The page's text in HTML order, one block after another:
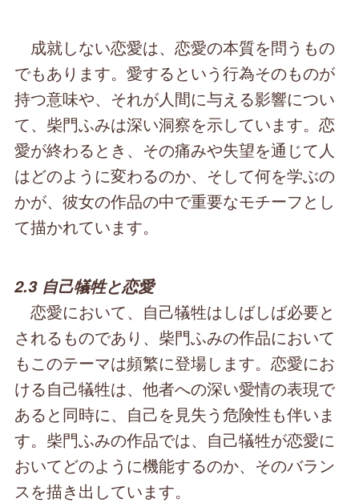
成就しない恋愛は、恋愛の本質を問うもの
でもあります。愛するという行為そのものが
持つ意味や、それが人間に与える影響につい
て、柴門ふみは深い洞察を示しています。恋
愛が終わるとき、その痛みや失望を通じて人
はどのように変わるのか、そして何を学ぶの
かが、彼女の作品の中で重要なモチーフとし
て描かれています。
2.3 自己犠牲と恋愛
恋愛において、自己犠牲はしばしば必要と
されるものであり、柴門ふみの作品において
もこのテーマは頻繁に登場します。恋愛にお
ける自己犠牲は、他者への深い愛情の表現で
あると同時に、自己を見失う危険性も伴いま
す。柴門ふみの作品では、自己犠牲が恋愛に
おいてどのように機能するのか、そのバラン
スを描き出しています。